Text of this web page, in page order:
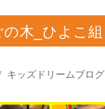
の木_ひよこ組
Categories
キッズドリームブログ,